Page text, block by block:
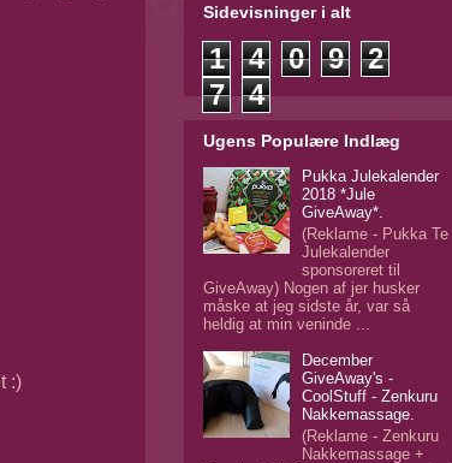
:)
Sidevisninger i alt
1 4 0 9
2
7
4
Ugens Populære Indlæg
Pukka Julekalender
2018 *Jule
GiveAway*.
(Reklame - Pukka Te
Julekalender
sponsoreret til
GiveAway) Nogen af jer husker
måske at jeg sidste år, var så
heldig at min veninde ...
December
GiveAway's -
CoolStuff - Zenkuru
Nakkemassage.
(Reklame - Zenkuru
Nakkemassage +